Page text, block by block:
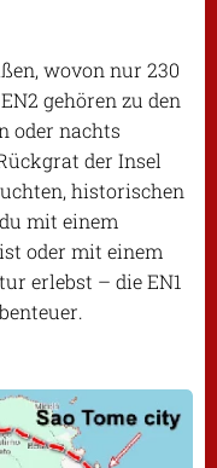
wovon nur 230
gehören zu den
oder nachts
der Insel
historischen
mit einem
oder mit einem
erlebst – die EN1